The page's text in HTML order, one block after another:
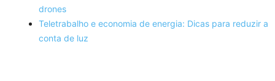
drones
Teletrabalho e economia de energia: Dicas para reduzir a
conta de luz